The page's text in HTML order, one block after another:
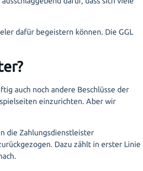
dafür begeistern können. Die GGL
auch noch andere Beschlüsse der
einzurichten. Aber wir
die Zahlungsdienstleister
Dazu zählt in erster Linie